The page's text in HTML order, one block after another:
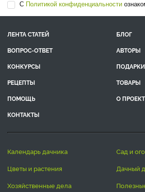
С Политикой конфиденциальности
ЛЕНТА СТАТЕЙ
БЛОГ
ВОПРОС-ОТВЕТ
АВТОРЫ
КОНКУРСЫ
ПОДАРКИ
РЕЦЕПТЫ
ТОВАРЫ
ПОМОЩЬ
О
КОНТАКТЫ
календарь дачника
сад и
цветы и растения
дачный
хозяйственные дела